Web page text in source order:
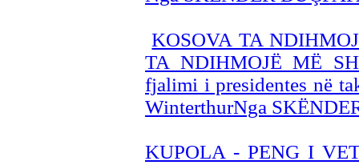
KOSOVA TA
TA NDIHMOJË MË
fjalimi i presidentes në
WinterthurNga
KUPOLA - PENG I